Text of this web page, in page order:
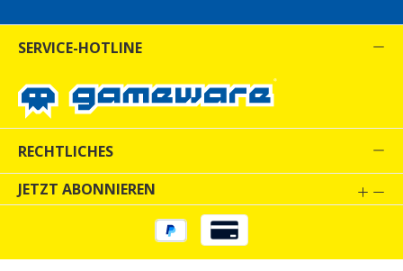
SERVICE-HOTLINE
RECHTLICHES
JETZT ABONNIEREN